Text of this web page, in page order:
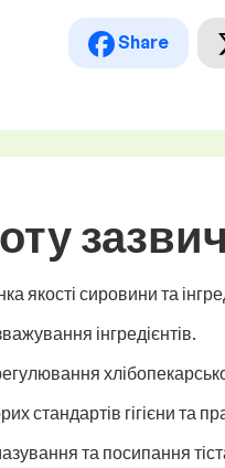
Share
якості сировини та
інгредієнтів.
стандартів гігієни та
та посипання